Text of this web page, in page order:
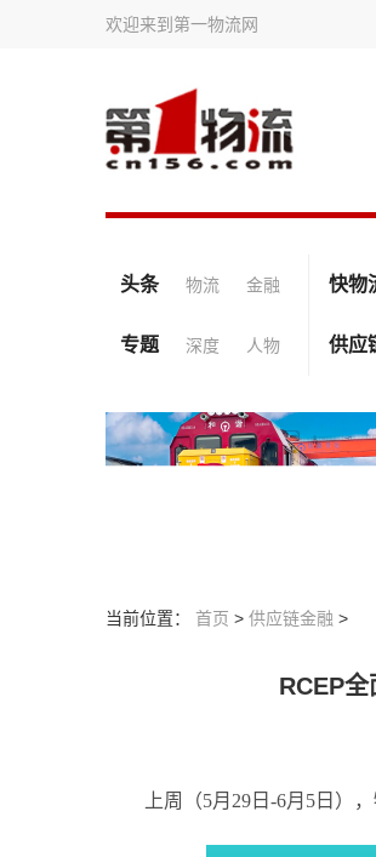
欢迎来到第一物流网
头条 物流 金融 快物
专题 深度 人物 供应
当前位置： 首页 > 供应链金融 >
RCEP
上周（5月29日-6月5日）